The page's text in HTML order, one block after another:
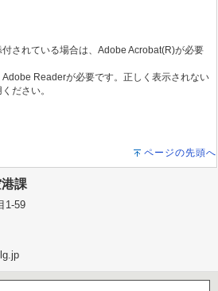
されている場合は、Adobe Acrobat(R)が必要
Readerが必要です。正しく表示されない
ださい。
ページの先頭へ
課
1-59